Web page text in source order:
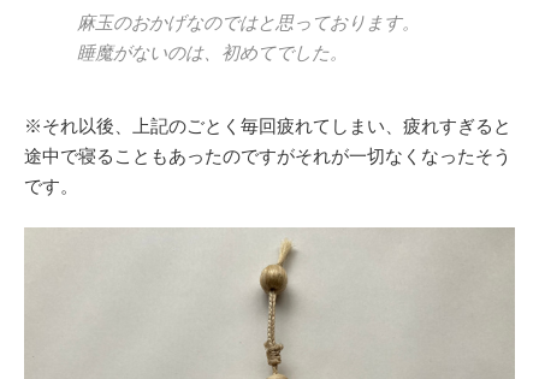
麻玉のおかげなのではと思っております。
睡魔がないのは、初めてでした。
※それ以後、上記のごとく毎回疲れてしまい、疲れすぎると
途中で寝ることもあったのですがそれが一切なくなったそう
です。